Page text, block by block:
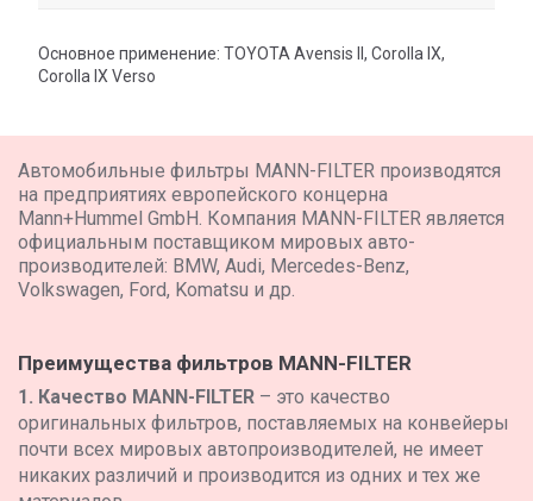
Основное применение: TOYOTA Avensis II, Corolla IX,
Corolla IX Verso
Автомобильные фильтры MANN-FILTER производятся
на предприятиях европейского концерна
Mann+Hummel GmbH. Компания MANN-FILTER является
официальным поставщиком мировых авто-
производителей: BMW, Audi, Mercedes-Benz,
Volkswagen, Ford, Komatsu и др.
Преимущества фильтров MANN-FILTER
1. Качество MANN-FILTER – это качество
оригинальных фильтров, поставляемых на конвейеры
почти всех мировых автопроизводителей, не имеет
никаких различий и производится из одних и тех же